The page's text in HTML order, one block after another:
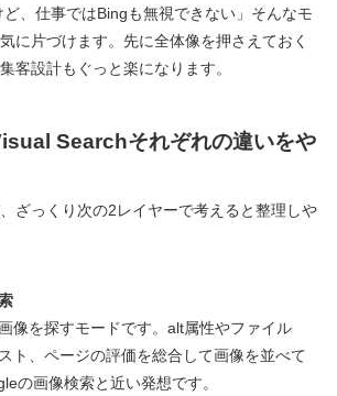
ど、仕事ではBingも無視できない」そんなモ
に片づけます。先に全体像を押さえておく
客設計もぐっと楽になります。
Searchそれぞれの違いをや
ざっくり次の2レイヤーで考えると整理しや
像を探すモードです。alt属性やファイル
ト、ページの評価を総合して画像を並べて
の画像検索と近い発想です。